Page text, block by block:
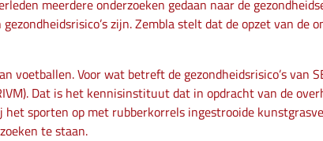
meerdere onderzoeken gedaan naar de
zijn. Zembla stelt dat de opzet van
voetballen. Voor wat betreft de gezondheidsrisico’s
Dat is het kennisinstituut dat in opdracht van de
sporten op met rubberkorrels ingestrooide
te staan.